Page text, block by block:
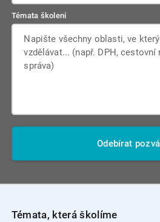
Témata školení
Odebírat
Témata, která školíme